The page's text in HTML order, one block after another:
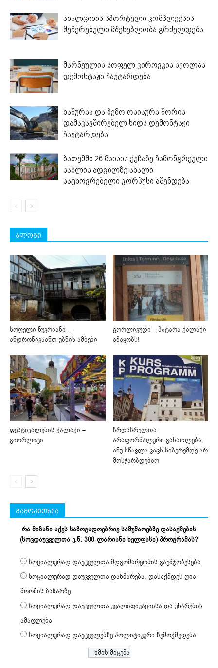
ახალციხის სპორტული კომპლექსის
შეჩერებული მშენებლობა გრძელდება
მარნეულის სოფელ კიროვკის სკოლას
დემონტაჟი ჩაუტარდება
ხაშურსა და ზემო ოსიაურს შორის
დამაკავშირებელ ხიდს დემონტაჟი
ჩაუტარდება
ბათუმში 26 მაისის ქუჩაზე ჩამონგრეული
სახლის ადგილზე ახალი
საცხოვრებელი კორპუსი აშენდება
ბლოგი
სოფელი ნუკრიანი –
ანდრონიკაანთ უბნის ამბები
გორლივუდი – პატარა ქალაქი
ამაყობს!
ფესტივალების ქალაქი –
გიორლიცი
ზრდასრულთა
არაფორმალური განათლება,
ანუ სწავლა კაცს სიბერემდე არ
მოსჭარბდებაო
გამოკითხვა
რა მიზანი აქვს საზოგადოებრივ სამუშაოებზე დასაქმების
(სოცდაუცველთა ე.წ. 300-ლარიანი ხელფასი) პროგრამას?
სოციალურად დაუცველთა მდგომარეობის გაუმჯობესება
სოციალურად დაუცველთა დახმარება, დასაქმდეს ღია
შრომის ბაზარზე
სოციალურად დაუცველთა კვალიფიკაციისა და უნარების
ამაღლება
სოციალურად დაუცველებზე პოლიტიკური ზემოქმედება